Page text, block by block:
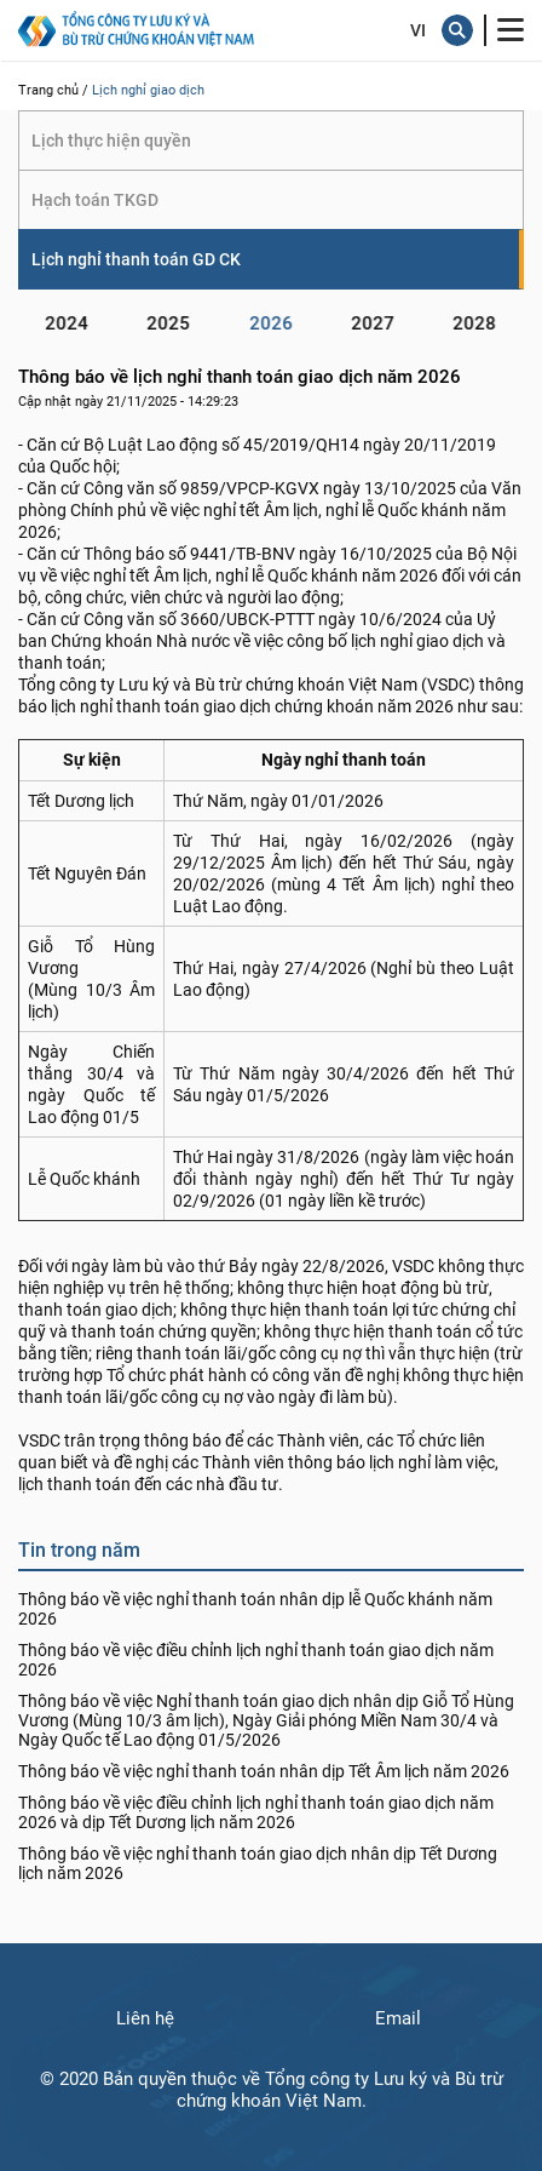
Trang chủ / Lịch nghỉ giao dịch
Lịch thực hiện quyền
Hạch toán TKGD
Lịch nghỉ thanh toán GD CK
2024 2025 2026 2027 2028
Thông báo về lịch nghỉ thanh toán giao dịch năm 2026
Cập nhật ngày 21/11/2025 - 14:29:23
- Căn cứ Bộ Luật Lao động số 45/2019/QH14 ngày 20/11/2019
của Quốc hội;
- Căn cứ Công văn số 9859/VPCP-KGVX ngày 13/10/2025 của Văn
phòng Chính phủ về việc nghỉ tết Âm lịch, nghỉ lễ Quốc khánh năm
2026;
- Căn cứ Thông báo số 9441/TB-BNV ngày 16/10/2025 của Bộ Nội
vụ về việc nghỉ tết Âm lịch, nghỉ lễ Quốc khánh năm 2026 đối với cán
bộ, công chức, viên chức và người lao động;
- Căn cứ Công văn số 3660/UBCK-PTTT ngày 10/6/2024 của Uỷ
ban Chứng khoán Nhà nước về việc công bố lịch nghỉ giao dịch và
thanh toán;
Tổng công ty Lưu ký và Bù trừ chứng khoán Việt Nam (VSDC) thông
báo lịch nghỉ thanh toán giao dịch chứng khoán năm 2026 như sau:
Sự kiện Ngày nghỉ thanh toán
Tết Dương lịch Thứ Năm, ngày 01/01/2026
Tết Nguyên Đán
Từ Thứ Hai, ngày 16/02/2026 (ngày
29/12/2025 Âm lịch) đến hết Thứ Sáu, ngày
20/02/2026 (mùng 4 Tết Âm lịch) nghỉ theo
Luật Lao động.
Giỗ Tổ Hùng
Vương
(Mùng 10/3 Âm
lịch)
Thứ Hai, ngày 27/4/2026 (Nghỉ bù theo Luật
Lao động)
Ngày Chiến
thắng 30/4 và
ngày Quốc tế
Lao động 01/5
Từ Thứ Năm ngày 30/4/2026 đến hết Thứ
Sáu ngày 01/5/2026
Lễ Quốc khánh
Thứ Hai ngày 31/8/2026 (ngày làm việc hoán
đổi thành ngày nghỉ) đến hết Thứ Tư ngày
02/9/2026 (01 ngày liền kề trước)
Đối với ngày làm bù vào thứ Bảy ngày 22/8/2026, VSDC không thực
hiện nghiệp vụ trên hệ thống; không thực hiện hoạt động bù trừ,
thanh toán giao dịch; không thực hiện thanh toán lợi tức chứng chỉ
quỹ và thanh toán chứng quyền; không thực hiện thanh toán cổ tức
bằng tiền; riêng thanh toán lãi/gốc công cụ nợ thì vẫn thực hiện (trừ
trường hợp Tổ chức phát hành có công văn đề nghị không thực hiện
thanh toán lãi/gốc công cụ nợ vào ngày đi làm bù).
VSDC trân trọng thông báo để các Thành viên, các Tổ chức liên
quan biết và đề nghị các Thành viên thông báo lịch nghỉ làm việc,
lịch thanh toán đến các nhà đầu tư.
Tin trong năm
Thông báo về việc nghỉ thanh toán nhân dịp lễ Quốc khánh năm
2026
Thông báo về việc điều chỉnh lịch nghỉ thanh toán giao dịch năm
2026
Thông báo về việc Nghỉ thanh toán giao dịch nhân dịp Giỗ Tổ Hùng
Vương (Mùng 10/3 âm lịch), Ngày Giải phóng Miền Nam 30/4 và
Ngày Quốc tế Lao động 01/5/2026
Thông báo về việc nghỉ thanh toán nhân dịp Tết Âm lịch năm 2026
Thông báo về việc điều chỉnh lịch nghỉ thanh toán giao dịch năm
2026 và dịp Tết Dương lịch năm 2026
Thông báo về việc nghỉ thanh toán giao dịch nhân dịp Tết Dương
lịch năm 2026
Liên hệ Email
© 2020 Bản quyền thuộc về Tổng công ty Lưu ký và Bù trừ
chứng khoán Việt Nam.